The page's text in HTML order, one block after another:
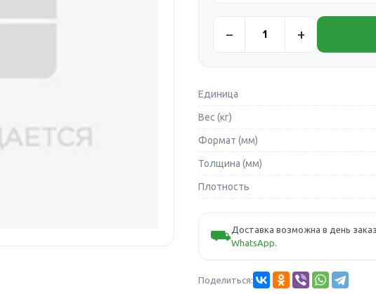
Единица
Вес (кг)
Формат (мм)
Толщина (мм)
Плотность
⛟Доставка возможна в день
WhatsApp
Поделиться: